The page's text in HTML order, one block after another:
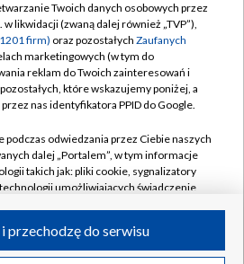
Regulamin TVP
prywatności
Moje zgody
Pomoc
Kontakt
Kanały
Polska S.A. w likwidacji
Twoich danych osobowych przez
w likwidacji (zwaną dalej również „TVP”),
firm) oraz pozostałych Zaufanych
marketingowych (w tym do
reklam do Twoich zainteresowań i
które wskazujemy poniżej, a
nas identyfikatora PPID do Google.
podczas odwiedzania przez Ciebie naszych
dalej „Portalem”, w tym informacje
takich jak: pliki cookie, sygnalizatory
umożliwiających świadczenie
przechodzę do serwisu